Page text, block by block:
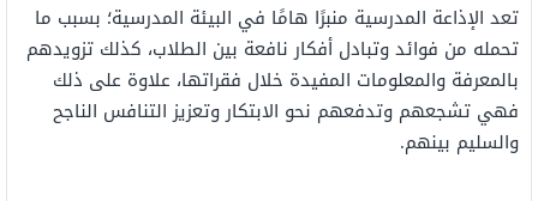
تعد الإذاعة المدرسية منبرًا هامًا في البيئة المدرسية؛ بسبب ما
تحمله من فوائد وتبادل أفكار نافعة بين الطلاب، كذلك تزويدهم
بالمعرفة والمعلومات المفيدة خلال فقراتها، علاوة على ذلك
فهي تشجعهم وتدفعهم نحو الابتكار وتعزيز التنافس الناجح
والسليم بينهم.